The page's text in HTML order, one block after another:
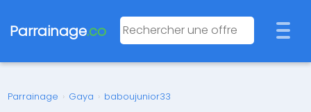
Parrainage.co
Parrainage › Gaya › baboujunior33